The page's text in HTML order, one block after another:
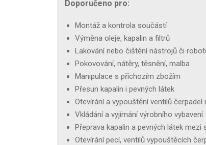
Doporučeno pro:
Montáž a kontrola součástí
Výměna oleje, kapalin a filtrů
Lakování nebo čištění nástrojů či
Pokovování, nátěry, těsnění, malba
Manipulace s příchozím zbožím
Přesun kapalin i pevných látek
Otevírání a vypouštění ventilů čerpadel
Vkládání a vyjímání výrobního vybavení
Přeprava kapalin a pevných látek
Otevírání pecí, ventilů vypouštěcích